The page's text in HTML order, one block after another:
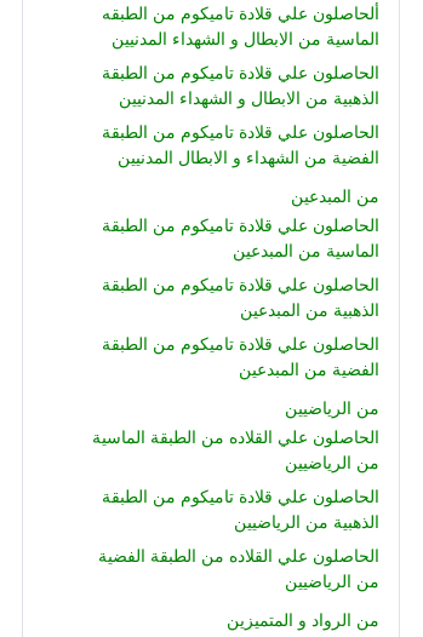
ألحاصلون علي قلادة تاميكوم من الطبقه
الماسية من الابطال و الشهداء المدنيين
الحاصلون علي قلادة تاميكوم من الطبقة
الذهبية من الابطال و الشهداء المدنيين
الحاصلون علي قلادة تاميكوم من الطبقة
الفضية من الشهداء و الابطال المدنيين
من المبدعين
الحاصلون علي قلادة تاميكوم من الطبقة
الماسية من المبدعين
الحاصلون علي قلادة تاميكوم من الطبقة
الذهبية من المبدعين
الحاصلون علي قلادة تاميكوم من الطبقة
الفضية من المبدعين
من الرياضيين
الحاصلون علي القلاده من الطبقة الماسية
من الرياضيين
الحاصلون علي قلادة تاميكوم من الطبقة
الذهبية من الرياضيين
الحاصلون علي القلاده من الطبقة الفضية
من الرياضيين
من الرواد و المتميزين